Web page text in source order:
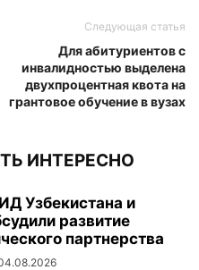
Следующая статья
Для абитуриентов с
инвалидностью выделена
двухпроцентная квота на
грантовое обучение в вузах
ИНТЕРЕСНО
Узбекистана и
развитие
партнерства